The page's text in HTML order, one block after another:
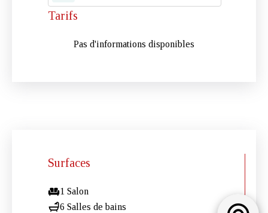
Tarifs
Pas d'informations disponibles
Surfaces
1 Salon
6 Salles de bains